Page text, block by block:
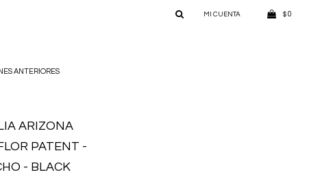
ANTERIORES
$ 0
ARIZONA
PATENT -
- BLACK